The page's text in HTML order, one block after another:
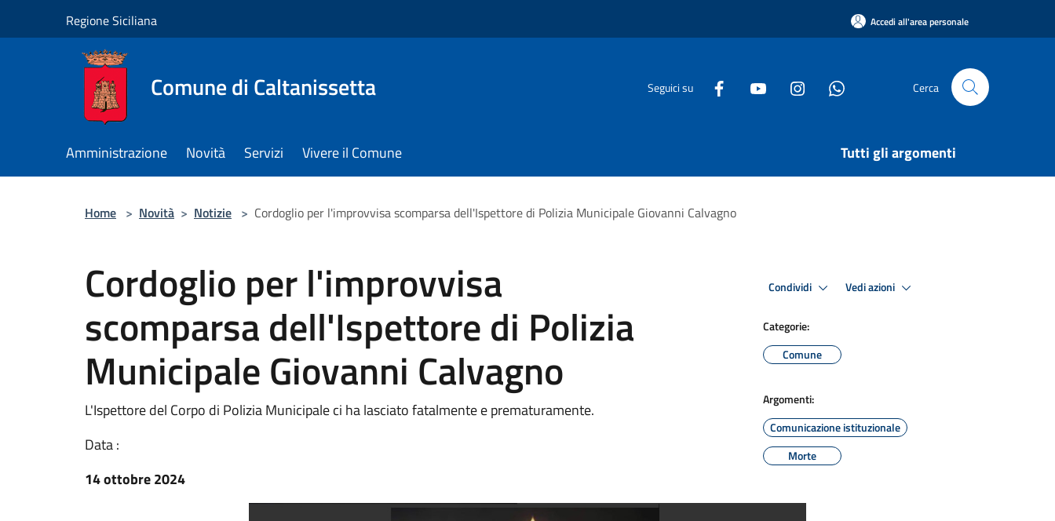
Regione Siciliana Accedi all'area personale
Comune di Caltanissetta Seguici su Cerca
Amministrazione Novità Servizi Vivere il Comune Tutti gli argomenti
Home > Novità > Notizie > Cordoglio per l'improvvisa scomparsa dell'Ispettore di Polizia Municipale Giovanni Calvagno
Cordoglio per l'improvvisa
scomparsa dell'Ispettore di Polizia
Municipale Giovanni Calvagno
L'Ispettore del Corpo di Polizia Municipale ci ha lasciato fatalmente e prematuramente.
Data :
14 ottobre 2024
Condividi Vedi azioni
Categorie:
Comune
Argomenti:
Comunicazione istituzionale
Morte